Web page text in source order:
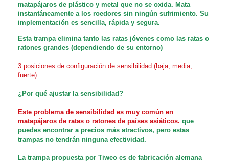
matapájaros de plástico y metal que no se oxida. Mata
instantáneamente a los roedores sin ningún sufrimiento. Su
implementación es sencilla, rápida y segura.
Esta trampa elimina tanto las ratas jóvenes como las ratas o
ratones grandes (dependiendo de su entorno)
3 posiciones de configuración de sensibilidad (baja, media,
fuerte).
¿Por qué ajustar la sensibilidad?
Este problema de sensibilidad es muy común en
matapájaros de ratas o ratones de países asiáticos. que
puedes encontrar a precios más atractivos, pero estas
trampas no tendrán ninguna efectividad.
La trampa propuesta por Tiweo es de fabricación alemana